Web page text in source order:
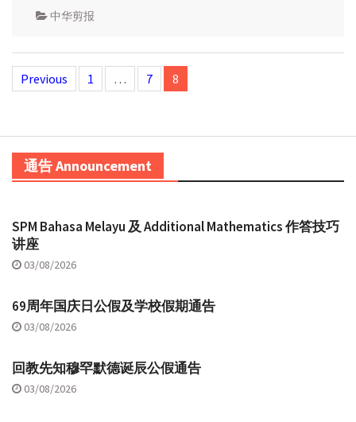
中华剪报
Posts
navigation
Previous 1 … 7 8
通告 Announcement
SPM Bahasa Melayu 及 Additional Mathematics 作答技巧
讲座
03/08/2026
69周年国庆日公假及学校假期通告
03/08/2026
回教先知穆罕默德诞辰公假通告
03/08/2026